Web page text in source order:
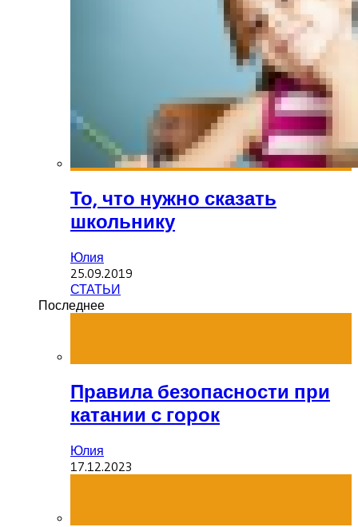
То, что нужно сказать
школьнику
Юлия
25.09.2019
СТАТЬИ
Последнее
Правила безопасности при
катании с горок
Юлия
17.12.2023